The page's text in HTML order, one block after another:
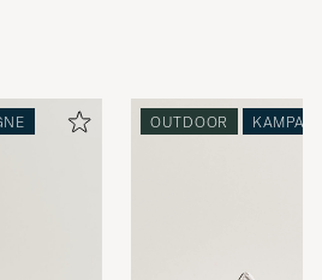
im französischen Annecy bis an
Wintersport und Outdoor.
OUTDOOR